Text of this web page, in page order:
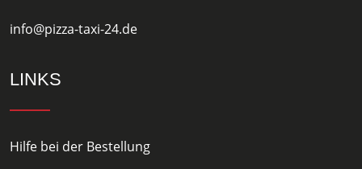
info@pizza-taxi-24.de
LINKS
Hilfe bei der Bestellung